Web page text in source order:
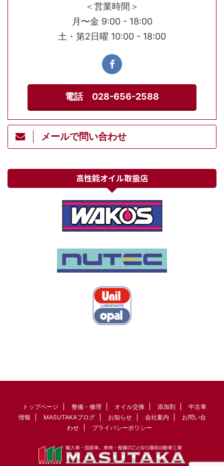
＜営業時間＞
月〜金 9:00 - 18:00
土・第2日曜 10:00 - 18:00
電話 028-656-2588
メールで問い合わせ
高性能オイル取扱店
トップページ 整備・修理 オイル交換 添加剤
中古車
情報
MASUTAKAブログ お知らせ 会社案内
お問い合
わせ
プライバシーポリシー